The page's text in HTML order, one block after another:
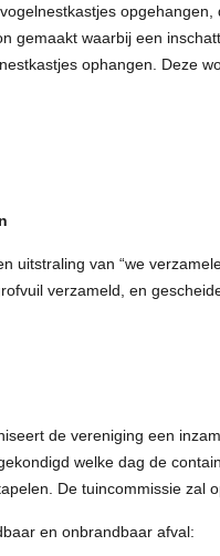
gemaakt waarbij een
ophangen. Deze
uitstraling van “we
verzameld, en
de vereniging een
welke dag de
De tuincommissie zal
en onbrandbaar afval: